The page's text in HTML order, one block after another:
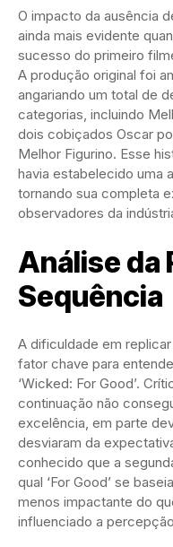
O impacto da ausência
ainda mais evidente
sucesso do primeiro
A produção original foi
angariando um total de
categorias, incluindo
dois cobiçados Oscar
Melhor Figurino. Esse
havia estabelecido uma
tornando sua completa
observadores da
Análise da
Sequência
A dificuldade em
fator chave para
‘Wicked: For Good’.
continuação não
excelência, em parte
desviaram da
conhecido que a
qual ‘For Good’ se
menos impactante do
influenciado a